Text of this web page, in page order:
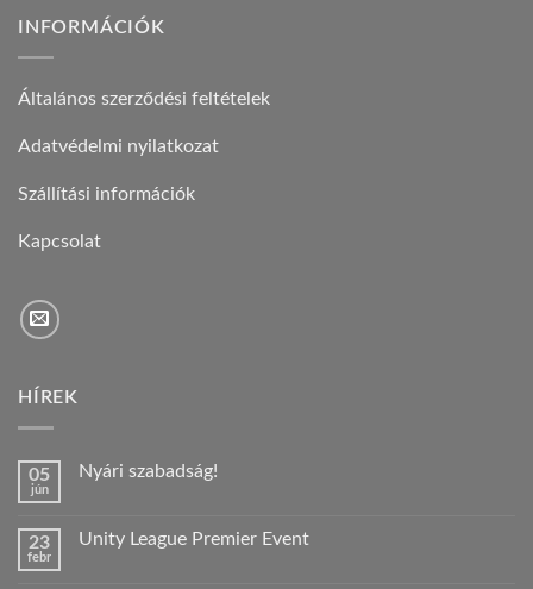
INFORMÁCIÓK
Általános szerződési feltételek
Adatvédelmi nyilatkozat
Szállítási információk
Kapcsolat
HÍREK
05
jún
Nyári szabadság!
Nyári
23
febr
Unity League Premier Event